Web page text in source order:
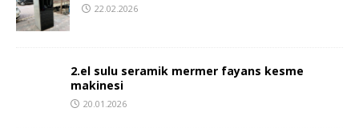
22.02.2026
2.el sulu seramik mermer fayans kesme
makinesi
20.01.2026